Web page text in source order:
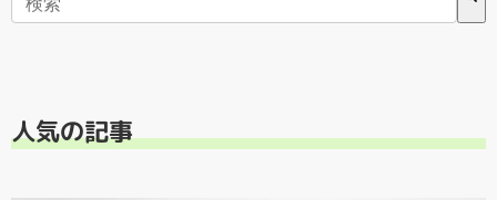
人気の記事